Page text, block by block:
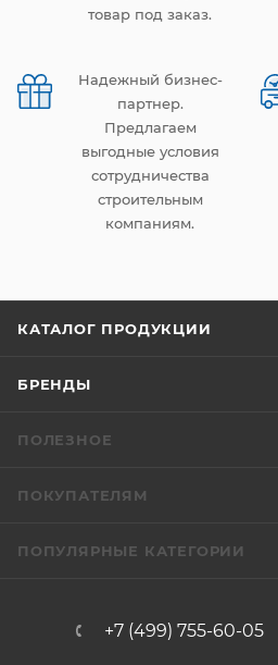
товар под заказ.
Надежный бизнес-
партнер.
Предлагаем
выгодные условия
сотрудничества
строительным
компаниям.
КАТАЛОГ ПРОДУКЦИИ
БРЕНДЫ
ПОЛЕЗНОЕ
ПОКУПАТЕЛЯМ
ПОПУЛЯРНЫЕ КАТЕГОРИИ
+7 (499) 755-60-05